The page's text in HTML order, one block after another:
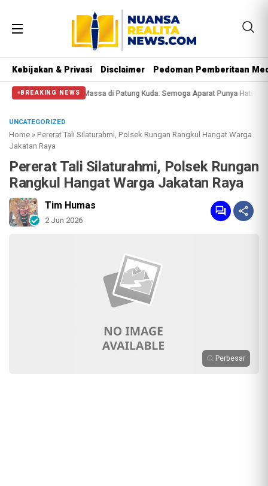
Kebijakan & Privasi Disclaimer Pedoman Pemberitaan
BREAKING NEWS
Halangi Massa di Patung Kuda: Semoga Aparat Punya Hati Nurani Massa
UNCATEGORIZED
Home »Pererat Tali Silaturahmi, Polsek Rungan Rangkul Hangat Warga
Jakatan Raya
Pererat Tali Silaturahmi, Polsek Rungan
Rangkul Hangat Warga Jakatan Raya
Tim Humas
2 Jun 2026
Perbesar